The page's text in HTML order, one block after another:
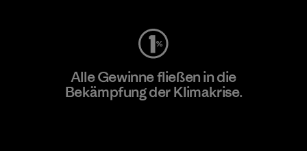
Alle Gewinne fließen in die
Bekämpfung der Klimakrise.